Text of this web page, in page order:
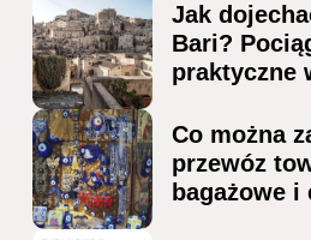
Jak
Bari?
praktyczne
Co można
przewóz
bagażowe i